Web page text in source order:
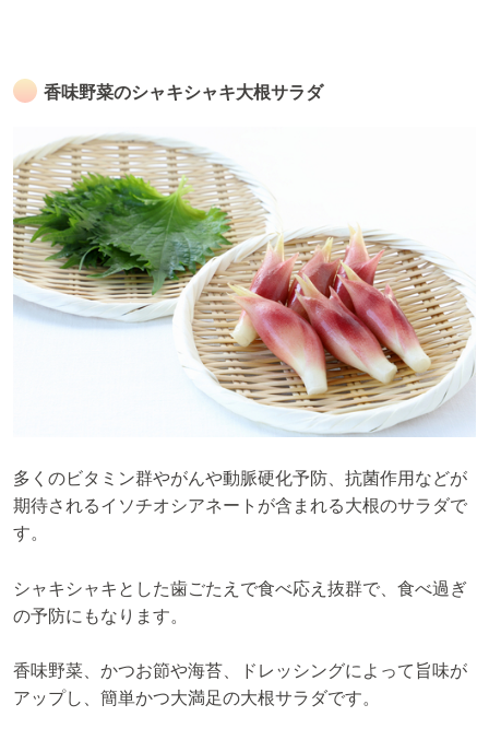
香味野菜のシャキシャキ大根サラダ
多くのビタミン群やがんや動脈硬化予防、抗菌作用などが
期待されるイソチオシアネートが含まれる大根のサラダで
す。
シャキシャキとした歯ごたえで食べ応え抜群で、食べ過ぎ
の予防にもなります。
香味野菜、かつお節や海苔、ドレッシングによって旨味が
アップし、簡単かつ大満足の大根サラダです。